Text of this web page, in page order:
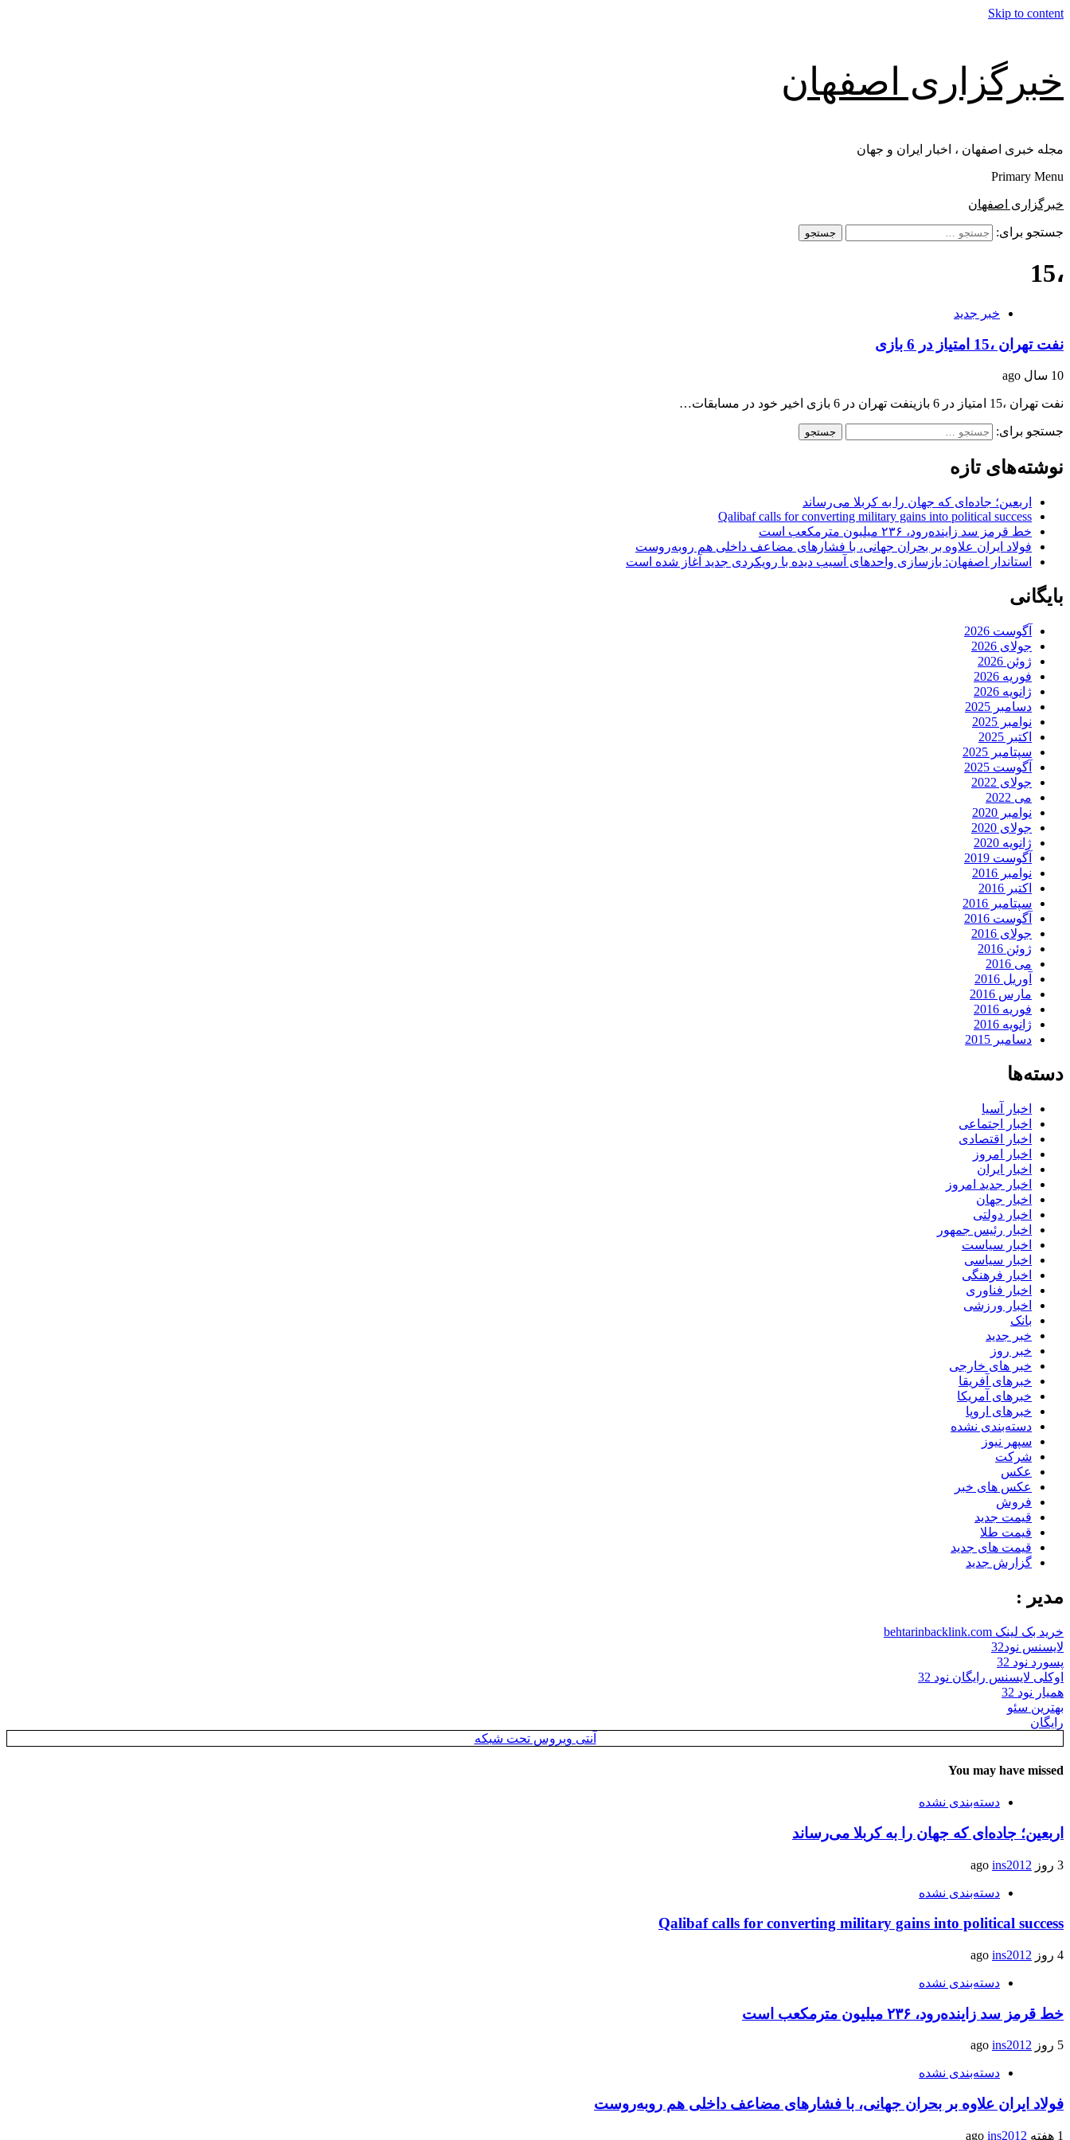
Skip to content
خبرگزاری اصفهان
مجله خبری اصفهان ، اخبار ایران و جهان
Primary Menu
خبرگزاری اصفهان
جستجو برای:
،15
خبر جدید
نفت تهران ،15 امتیاز در 6 بازی
10 سال ago
نفت تهران ،15 امتیاز در 6 بازینفت تهران در 6 بازی اخیر خود در مسابقات…
جستجو برای:
نوشته‌های تازه
اربعین؛ جاده‌ای که جهان را به کربلا می‌رساند
Qalibaf calls for converting military gains into political success
خط قرمز سد زاینده‌رود، ۲۳۶ میلیون مترمکعب است
فولاد ایران علاوه بر بحران جهانی، با فشارهای مضاعف داخلی هم روبه‌روست
استاندار اصفهان: بازسازی واحدهای آسیب دیده با رویکردی جدید آغاز شده است
بایگانی
آگوست 2026
جولای 2026
ژوئن 2026
فوریه 2026
ژانویه 2026
دسامبر 2025
نوامبر 2025
اکتبر 2025
سپتامبر 2025
آگوست 2025
جولای 2022
می 2022
نوامبر 2020
جولای 2020
ژانویه 2020
آگوست 2019
نوامبر 2016
اکتبر 2016
سپتامبر 2016
آگوست 2016
جولای 2016
ژوئن 2016
می 2016
آوریل 2016
مارس 2016
فوریه 2016
ژانویه 2016
دسامبر 2015
دسته‌ها
اخبار آسیا
اخبار اجتماعی
اخبار اقتصادی
اخبار امروز
اخبار ایران
اخبار جدید امروز
اخبار جهان
اخبار دولتی
اخبار رئیس جمهور
اخبار سیاست
اخبار سیاسی
اخبار فرهنگی
اخبار فناوری
اخبار ورزشی
بانک
خبر جدید
خبر روز
خبر های خارجی
خبرهای آفریقا
خبرهای آمریکا
خبرهای اروپا
دسته‌بندی نشده
سپهر نیوز
شرکت
عکس
عکس های خبر
فروش
قیمت جدید
قیمت طلا
قیمت های جدید
گزارش جدید
مدیر :
خرید بک لینک behtarinbacklink.com
لایسنس نود32
پسورد نود 32
اوکلی لایسنس رایگان نود 32
همیار نود 32
بهترین سئو
رایگان
آنتی ویروس تحت شبکه
You may have missed
دسته‌بندی نشده
اربعین؛ جاده‌ای که جهان را به کربلا می‌رساند
3 روز ago ins2012
دسته‌بندی نشده
Qalibaf calls for converting military gains into political success
4 روز ago ins2012
دسته‌بندی نشده
خط قرمز سد زاینده‌رود، ۲۳۶ میلیون مترمکعب است
5 روز ago ins2012
دسته‌بندی نشده
فولاد ایران علاوه بر بحران جهانی، با فشارهای مضاعف داخلی هم روبه‌روست
1 هفته ago ins2012